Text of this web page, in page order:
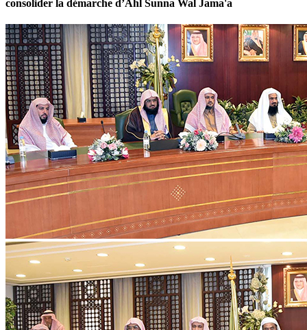
consolider la démarche d’Ahl Sunna Wal Jama'a